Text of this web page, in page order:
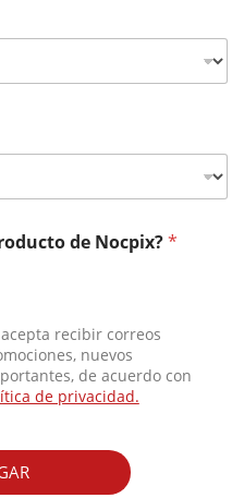
de Nocpix?*
recibir correos
nuevos
de acuerdo con
de privacidad.